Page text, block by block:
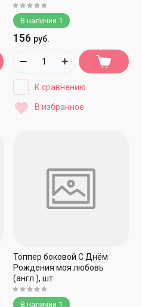
В наличии 1
156 руб.
К сравнению
В избранное
Топпер боковой С Днём
Рождения моя любовь
(англ.), шт
В наличии 1